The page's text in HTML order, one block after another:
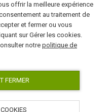
offrir la meilleure expérience
au traitement de
et fermer ou vous
sur Gérer les cookies.
notrepolitique de
FERMER